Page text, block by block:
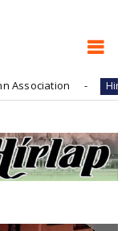
Hirdető